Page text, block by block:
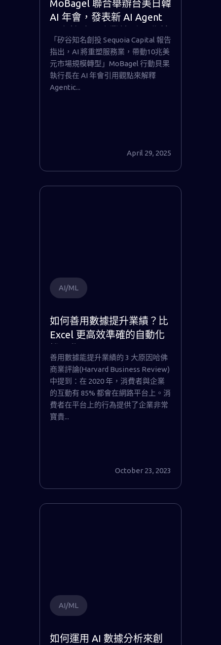
MoBagel 聯合舉辦台美日韓
AI 年會，發表新 AI Agent
元市場
「矽谷知名創投 Sequoia Capital 報告
指出，AI 將重塑服務業，帶動10兆美
元市場規模轉型」MoBagel 行動貝果
執行長在 AI 年會引用觀點來解釋
Agentic...
April 29, 2025
AI/ML
如何善用數據提升業績？比
Excel 更高效準確的自動化
善用數據能提升業績的 3 大原因哈佛
商業評論(Harvard Business Review)
中提到：在 2020 年，消費者與企業
的互動有 85% 都會在網路平台上。消
費者在平台上的行為提供了企業非常
寶貴...
October 23, 2023
AI/ML
如何運用 AI 數據分析來創